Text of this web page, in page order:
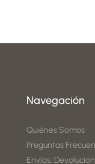
Navegación
Quiénes Somos
Preguntas
Envíos,